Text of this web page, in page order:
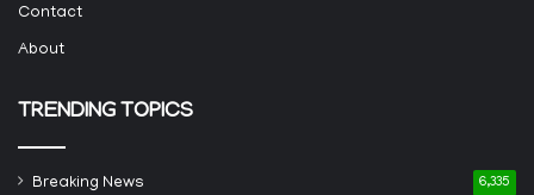
Contact
About
TRENDING TOPICS
Breaking News 6,335